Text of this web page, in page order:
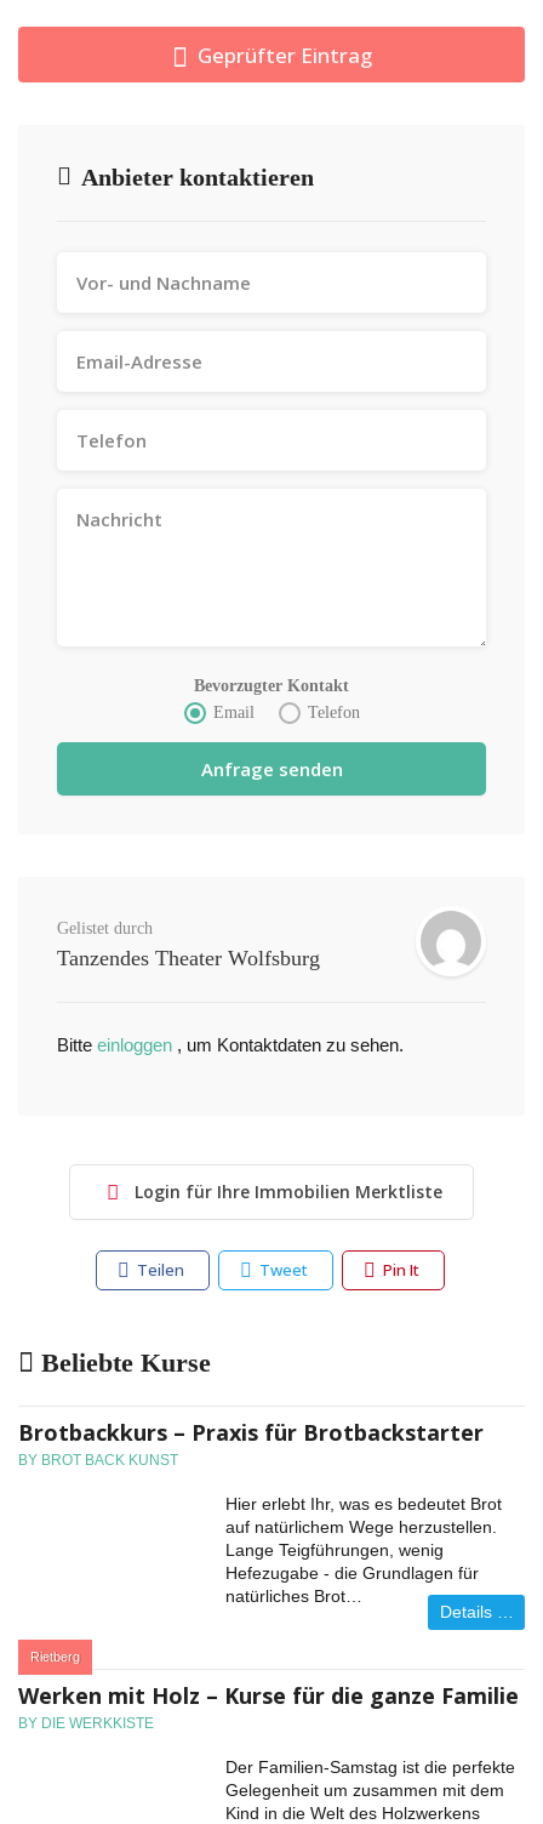
Geprüfter Eintrag
Anbieter kontaktieren
Bevorzugter Kontakt
Email
Telefon
Gelistet durch
Tanzendes Theater Wolfsburg
Bitte einloggen , um Kontaktdaten zu sehen.
Login für Ihre Immobilien Merktliste
Teilen Tweet Pin It
Beliebte Kurse
Brotbackkurs – Praxis für Brotbackstarter
BY BROT BACK KUNST
Rietberg
Hier erlebt Ihr, was es bedeutet Brot
auf natürlichem Wege herzustellen.
Lange Teigführungen, wenig
Hefezugabe - die Grundlagen für
natürliches Brot…
Details …
Werken mit Holz – Kurse für die ganze Familie
BY DIE WERKKISTE
Der Familien-Samstag ist die perfekte
Gelegenheit um zusammen mit dem
Kind in die Welt des Holzwerkens